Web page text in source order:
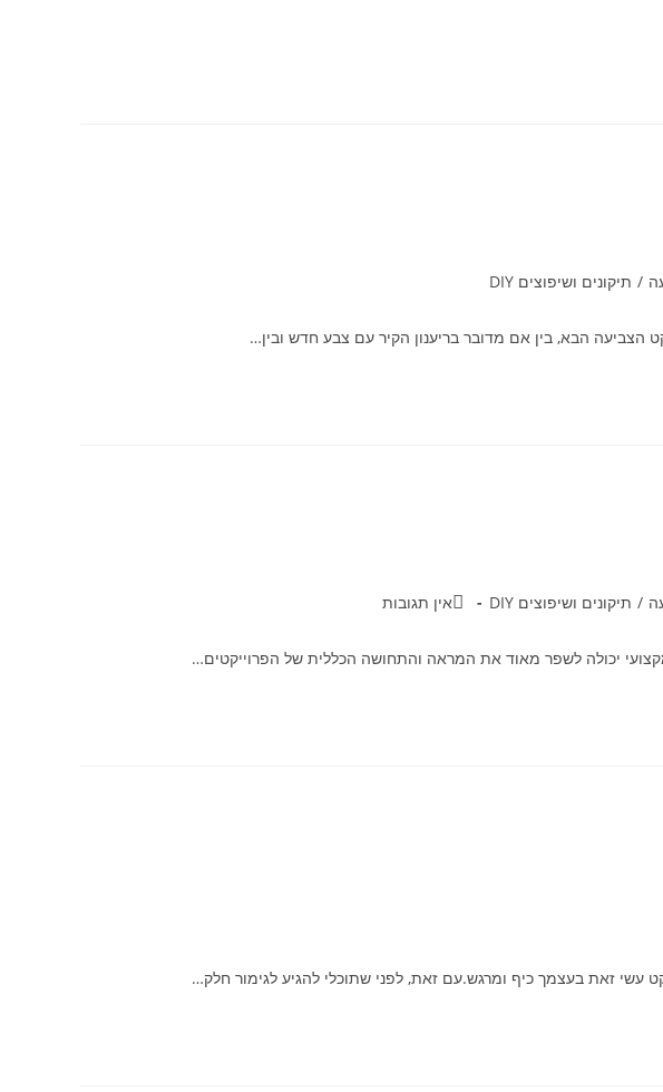
/ תיקונים ושיפוצים DIY
הצביעה הבא, בין אם מדובר בריענון הקיר עם צבע חדש ובין…
/ תיקונים ושיפוצים DIY אין תגובות
יכולה לשפר מאוד את המראה והתחושה הכללית של הפרוייקטים…
עשי זאת בעצמך כיף ומרגש.עם זאת, לפני שתוכלי להגיע לגימור חלק…